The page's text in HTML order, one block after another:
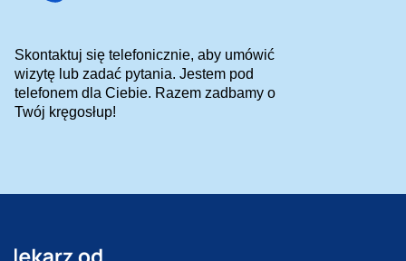
Skontaktuj się telefonicznie, aby umówić
wizytę lub zadać pytania. Jestem pod
telefonem dla Ciebie. Razem zadbamy o
Twój kręgosłup!